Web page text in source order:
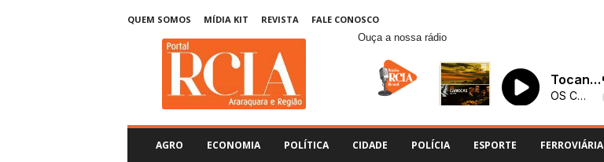
QUEM SOMOS MÍDIA KIT REVISTA
FALE CONOSCO
Ouça a nossa rádio
AGRO ECONOMIA POLÍTICA CIDADE POLÍCIA ESPORTE FERROVIÁRIA